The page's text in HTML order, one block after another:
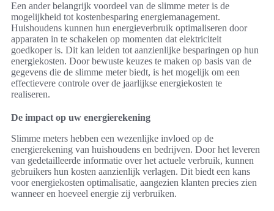
Een ander belangrijk voordeel van de slimme meter is de
mogelijkheid tot kostenbesparing energiemanagement.
Huishoudens kunnen hun energieverbruik optimaliseren door
apparaten in te schakelen op momenten dat elektriciteit
goedkoper is. Dit kan leiden tot aanzienlijke besparingen op hun
energiekosten. Door bewuste keuzes te maken op basis van de
gegevens die de slimme meter biedt, is het mogelijk om een
effectievere controle over de jaarlijkse energiekosten te
realiseren.
De impact op uw energierekening
Slimme meters hebben een wezenlijke invloed op de
energierekening van huishoudens en bedrijven. Door het leveren
van gedetailleerde informatie over het actuele verbruik, kunnen
gebruikers hun kosten aanzienlijk verlagen. Dit biedt een kans
voor energiekosten optimalisatie, aangezien klanten precies zien
wanneer en hoeveel energie zij verbruiken.